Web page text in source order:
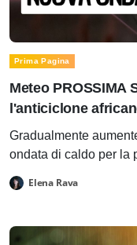
Prima Pagina
Meteo PROSSIMA
l'anticiclone
Gradualmente
ondata di caldo per la
Elena Rava